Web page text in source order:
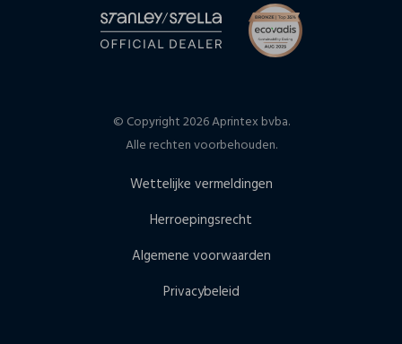
© Copyright 2026 Aprintex bvba.
Alle rechten voorbehouden.
Wettelijke vermeldingen
Herroepingsrecht
Algemene voorwaarden
Privacybeleid